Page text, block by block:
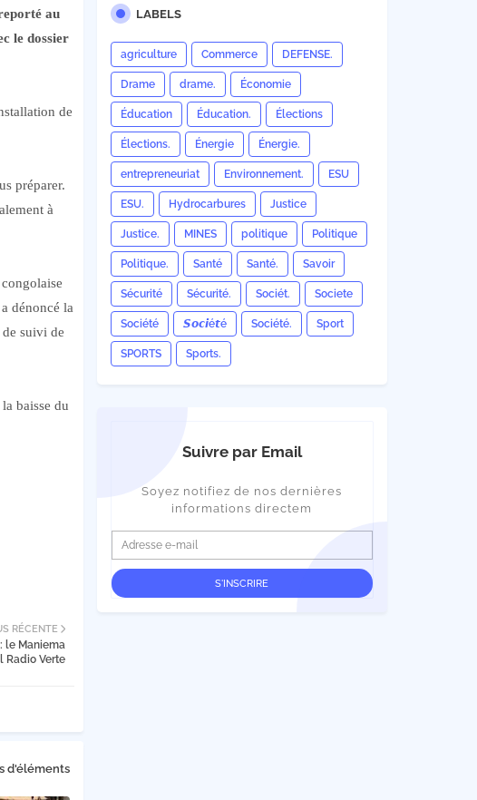
au
le dossier
de
préparer.
à
dénoncé la
suivi de
baisse du
RÉCENTE
le Maniema
Radio Verte
d'éléments
LABELS
agriculture Commerce DEFENSE.
Drame drame. Économie
Éducation Éducation. Élections
Élections. Énergie Énergie.
entrepreneuriat Environnement. ESU
ESU. Hydrocarbures Justice
Justice. MINES politique Politique
Politique. Santé Santé. Savoir
Sécurité Sécurité. Sociét. Societe
Société 𝙎𝙤𝙘𝙞é𝙩é Société. Sport
SPORTS Sports.
Suivre par Email
Soyez notifiez de nos dernières
informations directem